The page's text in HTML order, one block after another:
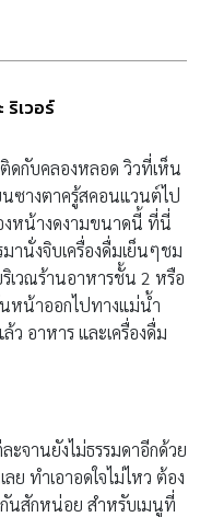
ริเวอร์
ดกับคลองหลอด วิวที่เห็น
นซางตาครู้สคอนแวนต์ไป
งหน้างดงามขนาดนี้ ที่นี่
านั่งจิบเครื่องดื่มเย็นๆชม
เวณร้านอาหารชั้น 2 หรือ
หน้าออกไปทางแม่น้ำ
ว อาหาร และเครื่องดื่ม
ะจานยังไม่ธรรมดาอีกด้วย
ย ทำเอาอดใจไม่ไหว ต้อง
นสักหน่อย สำหรับเมนูที่